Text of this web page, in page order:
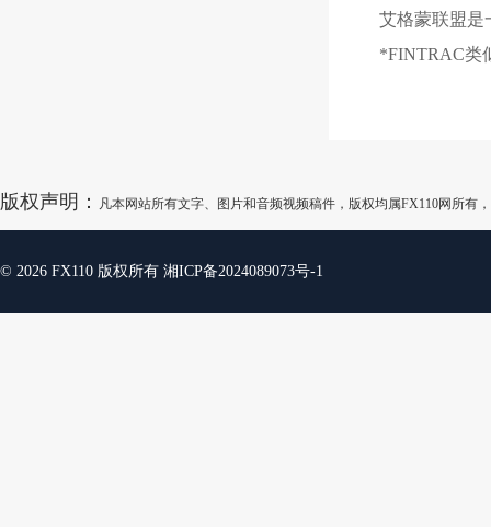
艾格蒙联盟是
*FINTRAC类
版权声明： 凡本网站所有文字、图片和音频视频稿件，版权均属FX110网所
© 2026 FX110 版权所有 湘ICP备2024089073号-1